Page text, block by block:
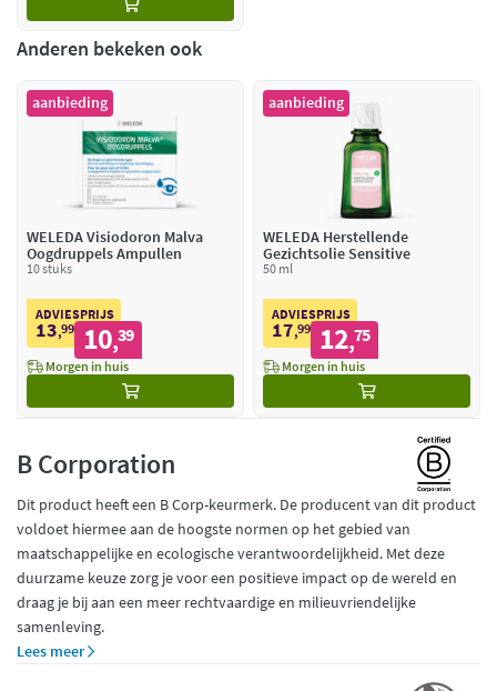
Anderen bekeken ook
aanbieding
WELEDA Visiodoron Malva
Oogdruppels Ampullen
10 stuks
ADVIESPRIJS
13,99 10,39
Morgen in huis
aanbieding
WELEDA Herstellende
Gezichtsolie Sensitive
50 ml
ADVIESPRIJS
17,99 12,75
Morgen in huis
B Corporation
Dit product heeft een B Corp-keurmerk. De producent van dit product
voldoet hiermee aan de hoogste normen op het gebied van
maatschappelijke en ecologische verantwoordelijkheid. Met deze
duurzame keuze zorg je voor een positieve impact op de wereld en
draag je bij aan een meer rechtvaardige en milieuvriendelijke
samenleving.
Lees meer